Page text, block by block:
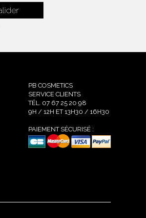
PB COSMETICS
SERVICE CLIENTS
TÉL. 07 67 25 20 98
9H / 12H ET 13H30 / 16H30
PAIEMENT SÉCURISÉ :